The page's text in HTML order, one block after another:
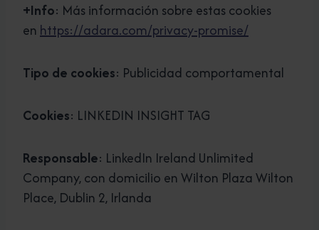
+Info: Más información sobre estas cookies
en https://adara.com/privacy-promise/
Tipo de cookies: Publicidad comportamental
Cookies: LINKEDIN INSIGHT TAG
Responsable: LinkedIn Ireland Unlimited
Company, con domicilio en Wilton Plaza Wilton
Place, Dublin 2, Irlanda